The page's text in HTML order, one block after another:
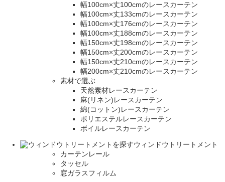
幅100cm×丈100cmのレースカーテン
幅100cm×丈133cmのレースカーテン
幅100cm×丈176cmのレースカーテン
幅100cm×丈188cmのレースカーテン
幅150cm×丈198cmのレースカーテン
幅150cm×丈200cmのレースカーテン
幅150cm×丈210cmのレースカーテン
幅200cm×丈210cmのレースカーテン
素材で選ぶ
天然素材レースカーテン
麻(リネン)レースカーテン
綿(コットン)レースカーテン
ポリエステルレースカーテン
ボイルレースカーテン
ウィンドウトリートメント
カーテンレール
タッセル
窓ガラスフィルム